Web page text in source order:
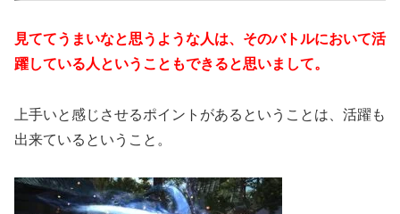
見ててうまいなと思うような人は、そのバトルにおいて活
躍している人ということもできると思いまして。
上手いと感じさせるポイントがあるということは、活躍も
出来ているということ。